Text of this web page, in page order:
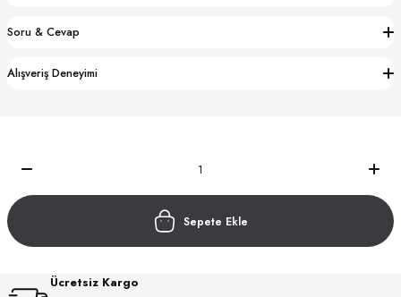
Soru & Cevap
Alışveriş Deneyimi
Sepete Ekle
Ücretsiz Kargo